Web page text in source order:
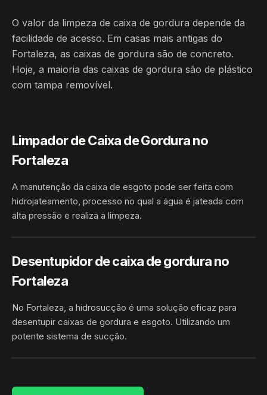
O valor da limpeza de caixa de gordura depende da
facilidade de acesso. Em casas mais antigas do
Fortaleza, as caixas de gordura são de concreto.
Hoje, a maioria das caixas de gordura são de plástico
com tampa removível.
Limpador de Caixa de Gordura no
Fortaleza
A manutenção da caixa de esgoto pode ser feita com
hidrojateamento, processo no qual a água é jateada com
alta pressão e realiza a limpeza.
HIDROJATEAMENTO FORTALEZA · RODRIGUES ALVES/AC
Desentupidor de caixa de gordura no
Fortaleza
No Fortaleza, a hidrosucção é uma solução eficaz para
desentupir caixas de gordura e esgoto. Utilizando um
potente sistema de sucção.
HIDROSUCÇÃO FORTALEZA · RODRIGUES ALVES/AC